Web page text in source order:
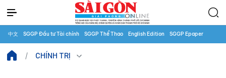
中文 SGGP Đầu tư Tài chính SGGP Thể Thao English Edition SGGP Epaper
CHÍNH TRỊ